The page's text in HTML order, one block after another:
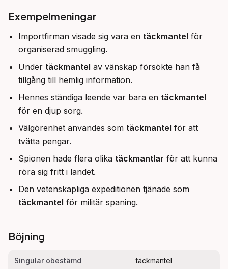
Exempelmeningar
Importfirman visade sig vara en täckmantel för
organiserad smuggling.
Under täckmantel av vänskap försökte han få
tillgång till hemlig information.
Hennes ständiga leende var bara en täckmantel
för en djup sorg.
Välgörenhet användes som täckmantel för att
tvätta pengar.
Spionen hade flera olika täckmantlar för att kunna
röra sig fritt i landet.
Den vetenskapliga expeditionen tjänade som
täckmantel för militär spaning.
Böjning
Singular obestämd täckmantel